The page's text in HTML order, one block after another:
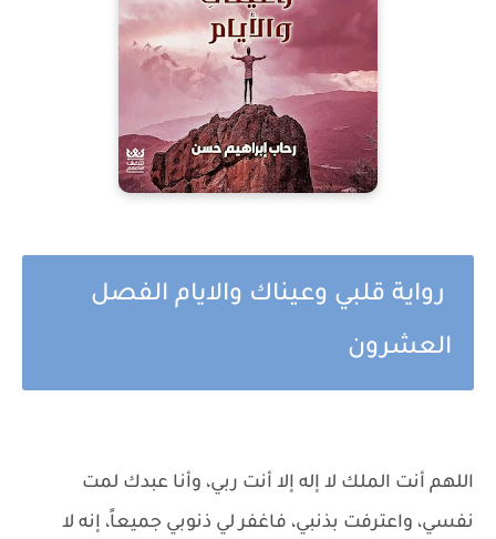
رواية قلبي وعيناك والايام الفصل
العشرون
اللهم أنت الملك لا إله إلا أنت ربي، وأنا عبدك لمت
نفسي، واعترفت بذنبي، فاغفر لي ذنوبي جميعاً، إنه لا